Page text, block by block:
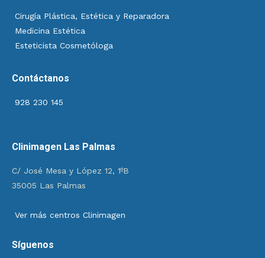
Cirugía Plástica, Estética y Reparadora
Medicina Estética
Esteticista Cosmetóloga
Contáctanos
928 230 145
Clinimagen Las Palmas
C/ José Mesa y López 12, 1ºB
35005 Las Palmas
Ver más centros Clinimagen
Síguenos